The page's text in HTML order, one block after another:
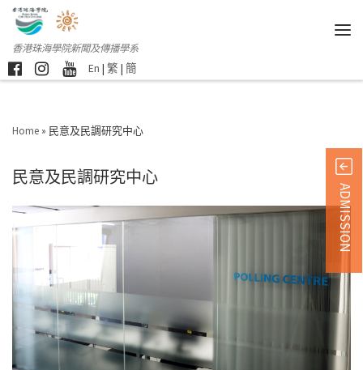
香港珠海學院新聞及傳播學系
En | 繁 | 簡
Home » 民意及民調研究中心
民意及民調研究中心
ADMISSION